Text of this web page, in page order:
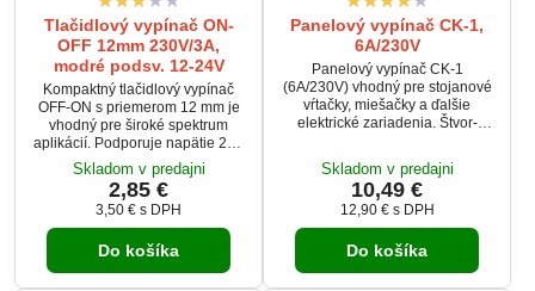
Tlačidlový vypínač ON-
OFF 12mm 230V/3A,
modré podsv. 12-24V
Kompaktný tlačidlový vypínač
OFF-ON s priemerom 12 mm je
vhodný pre široké spektrum
aplikácií. Podporuje napätie 230
VAC pri prúde 3 A a je vybavený
modrým podsvietením s napätím
12-24 V. Vďaka robustnej
konštrukcii a elegantnému
dizajnu je ideálny na montáž do
panelov, priemyselných zariadení
či automobilovej elektroniky.
Skladom v predajni
2,85 €
3,50 € s DPH
Do košíka
Panelový vypínač CK-1,
6A/230V
Panelový vypínač CK-1
(6A/230V) vhodný pre stojanové
vŕtačky, miešačky a ďalšie
elektrické zariadenia. Štvor-
náhradu za modely KJD19,
KJD20, KJD, KDL, DZ04, KJD6
(pri dodržaní max. prúdu 6 A).
Skladom v predajni
10,49 €
12,90 € s DPH
Do košíka